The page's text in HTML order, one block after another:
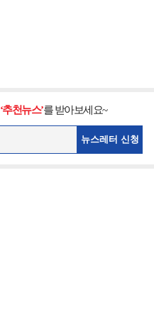
‘추천뉴스’를 받아보세요~
뉴스레터 신청